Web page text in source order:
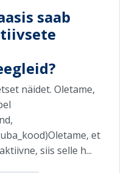
saab
näidet. Oletame,
et
siis selle h...